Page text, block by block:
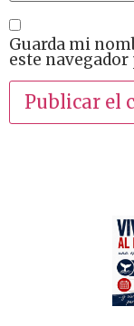
Guarda mi
este